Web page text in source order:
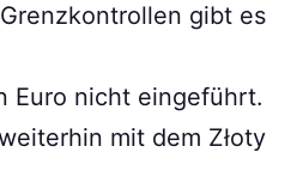
gibt es
Euro nicht eingeführt.
mit dem Złoty